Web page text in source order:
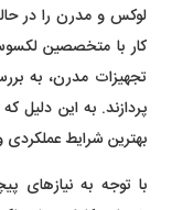
لوکس و مدرن را در
تجهیزات مدرن، به
پردازند. به این دلیل
بهترین شرایط عملکردی